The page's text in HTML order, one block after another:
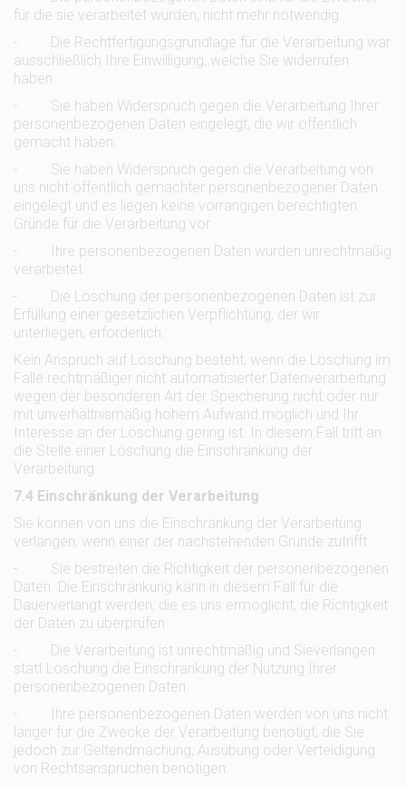
für die sie verarbeitet wurden, nicht mehr notwendig.
- Die Rechtfertigungsgrundlage für die Verarbeitung war
ausschließlich Ihre Einwilligung, welche Sie widerrufen
haben.
- Sie haben Widerspruch gegen die Verarbeitung Ihrer
personenbezogenen Daten eingelegt, die wir öffentlich
gemacht haben.
- Sie haben Widerspruch gegen die Verarbeitung von
uns nicht öffentlich gemachter personenbezogener Daten
eingelegt und es liegen keine vorrangigen berechtigten
Gründe für die Verarbeitung vor.
- Ihre personenbezogenen Daten wurden unrechtmäßig
verarbeitet.
- Die Löschung der personenbezogenen Daten ist zur
Erfüllung einer gesetzlichen Verpflichtung, der wir
unterliegen, erforderlich.
Kein Anspruch auf Löschung besteht, wenn die Löschung im
Falle rechtmäßiger nicht automatisierter Datenverarbeitung
wegen der besonderen Art der Speicherung nicht oder nur
mit unverhältnismäßig hohem Aufwand möglich und Ihr
Interesse an der Löschung gering ist. In diesem Fall tritt an
die Stelle einer Löschung die Einschränkung der
Verarbeitung.
7.4 Einschränkung der Verarbeitung
Sie können von uns die Einschränkung der Verarbeitung
verlangen, wenn einer der nachstehenden Gründe zutrifft:
- Sie bestreiten die Richtigkeit der personenbezogenen
Daten. Die Einschränkung kann in diesem Fall für die
Dauerverlangt werden, die es uns ermöglicht, die Richtigkeit
der Daten zu überprüfen.
- Die Verarbeitung ist unrechtmäßig und Sieverlangen
statt Löschung die Einschränkung der Nutzung Ihrer
personenbezogenen Daten.
- Ihre personenbezogenen Daten werden von uns nicht
länger für die Zwecke der Verarbeitung benötigt, die Sie
jedoch zur Geltendmachung, Ausübung oder Verteidigung
von Rechtsansprüchen benötigen.